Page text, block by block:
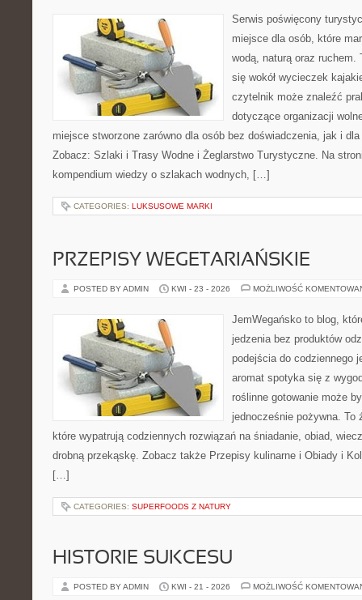
Serwis poświęcony
miejsce dla osób, które
wodą, naturą oraz ruchem.
się wokół wycieczek
czytelnik może znaleźć
dotyczące organizacji
miejsce stworzone zarówno dla osób bez doświadczenia, jak i
Zobacz: Szlaki i Trasy Wodne i Żeglarstwo Turystyczne. Na
kompendium wiedzy o szlakach wodnych, […]
CATEGORIES: LUKSUSOWE MARKI
PRZEPISY WEGETARIAŃSKIE
POSTED BY ADMIN KWI - 23 - 2026 MOŻLIWOŚĆ
JemWegańsko to blog,
jedzenia bez produktów
podejścia do codziennego
aromat spotyka się z
roślinne gotowanie może
jednocześnie pożywna. To
które wypatrują codziennych rozwiązań na śniadanie, obiad,
drobną przekąskę. Zobacz także Przepisy kulinarne i Obiady i
[…]
CATEGORIES: SUPERFOODS Z NATURY
HISTORIE SUKCESU
POSTED BY ADMIN KWI - 21 - 2026 MOŻLIWOŚĆ